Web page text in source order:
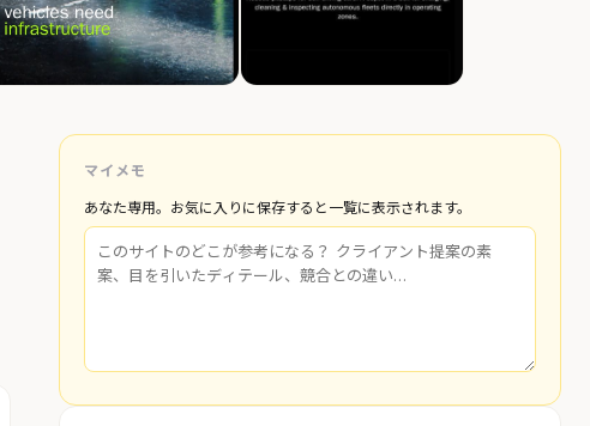
マイメモ
あなた専用。お気に入りに保存すると一覧に表示されます。